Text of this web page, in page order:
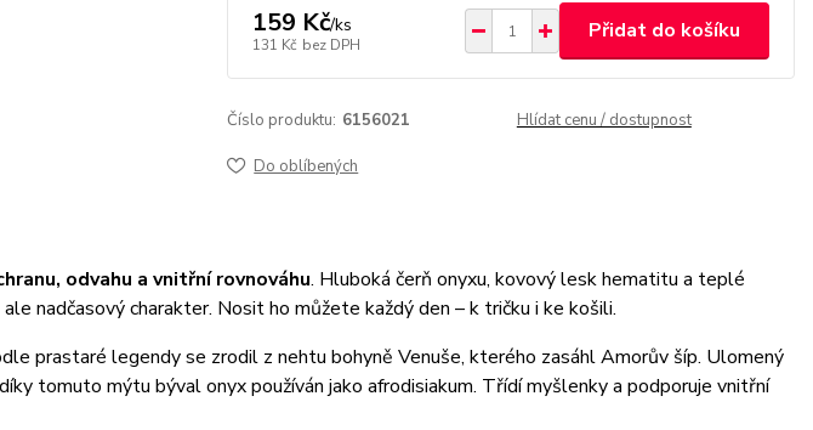
159 Kč/ks
131 Kč bez DPH
Přidat do košíku
Číslo produktu: 6156021 Hlídat cenu / dostupnost
Do oblíbených
odvahu a vnitřní rovnováhu. Hluboká čerň onyxu, kovový lesk hematitu a teplé
nadčasový charakter. Nosit ho můžete každý den – k tričku i ke košili.
prastaré legendy se zrodil z nehtu bohyně Venuše, kterého zasáhl Amorův šíp. Ulomený
tomuto mýtu býval onyx používán jako afrodisiakum. Třídí myšlenky a podporuje vnitřní